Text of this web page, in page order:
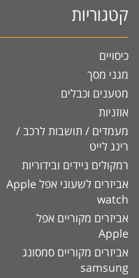
קטגוריות
כיסויים
מגני מסך
מטענים וכבלים
אוזניות
מעמדים / תושבות לרכב /
רינג לייט
רמקולים ניידים ובידוריות
אביזרים לשעוני אפל Apple
watch
אביזרים מקוריים אפל
Apple
אביזרים מקוריים סמסונג
samsung